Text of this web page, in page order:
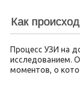
Как
Процесс УЗИ на
исследованием.
моментов, о